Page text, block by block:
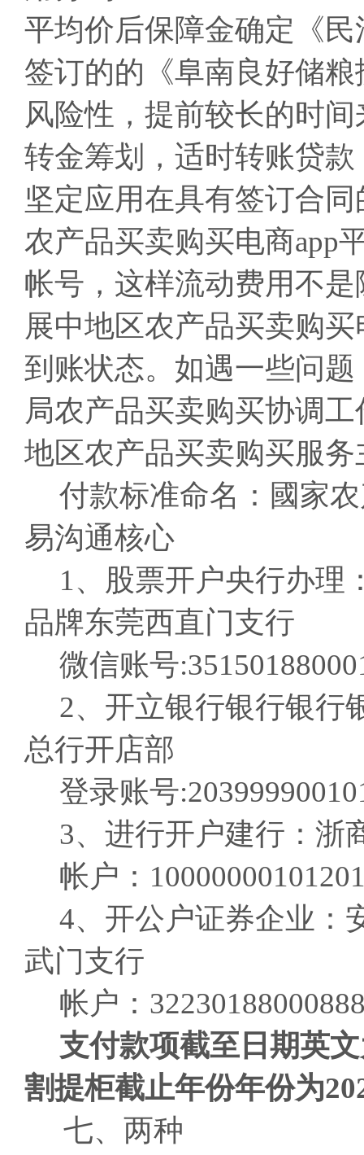
平均价后保障金确定《
签订的的《阜南良好储
风险性，提前较长的时
转金筹划，适时转账贷
坚定应用在具有签订合
农产品买卖购买电商app
帐号，这样流动费用不
展中地区农产品买卖购
到账状态。如遇一些问
局农产品买卖购买协调
地区农产品买卖购买服务
付款标准命名：國家
易沟通核心
1、股票开户央行办理
品牌东莞西直门支行
微信账号
2、开立银行银行银行
总行开店部
登录账号
3、进行开户建行：浙
帐户：
4、开公户证券企业：
武门支行
帐户：
支付款项截至日期英文
割提柜截止年份年份为
七、两种